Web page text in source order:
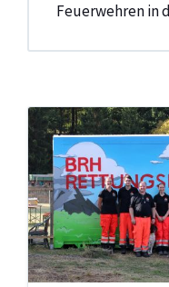
Feuerwehren in
Diemarden
Rettungshunde-
Staffel